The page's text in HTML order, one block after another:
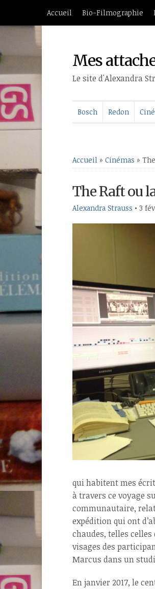
Accueil Bio-Filmographie
Mes
Le site d'Alexandra
Bosch Redon
Accueil » Cinémas »
The Raft ou
Alexandra Strauss • 3
qui habitent mes
à travers ce voyage
communautaire,
expédition qui ont
chaudes, telles
visages des
Marcus dans un
En janvier 2017, le